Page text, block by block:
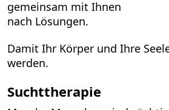
gemeinsam mit Ihnen
nach Lösungen.
Damit Ihr Körper und Ihre
werden.
Suchttherapie